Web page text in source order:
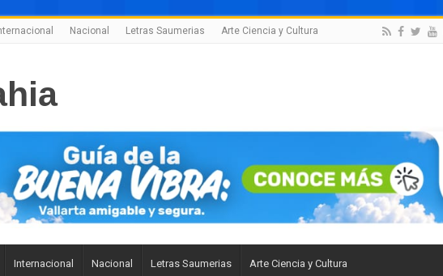
Nacional Letras Saumerias Arte Ciencia y Cultura
Internacional Nacional Letras Saumerias Arte Ciencia y Cultura